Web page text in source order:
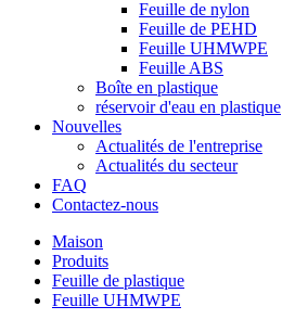
Feuille de nylon
Feuille de PEHD
Feuille UHMWPE
Feuille ABS
Boîte en plastique
réservoir d'eau en plastique
Nouvelles
Actualités de l'entreprise
Actualités du secteur
FAQ
Contactez-nous
Maison
Produits
Feuille de plastique
Feuille UHMWPE